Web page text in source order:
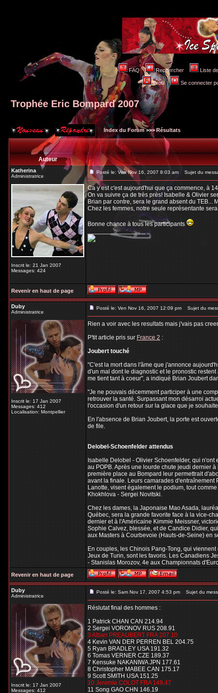
FAQ Rechercher Liste
Profil Se connecter
Trophée Eric Bompard 2007
Index du Forum>>>Résultats
Auteur
Katherina
Administratrice
Inscrit le: 21 Jan 2007
Messages: 424
Posté le: Ven Nov 16, 2007 8:03 am Sujet du
Ca y est c'est aujourd'hui que ça commence, à
On va suivre ça de très près! Isabelle & Olivier
Brian par contre, sera le grand absent du TEB...
Chez les femmes, notre seule représentante
Bonne chance à tous les participants
_________________
Revenir en haut de page
Duby
Administratrice
Inscrit le: 17 Jan 2007
Messages: 412
Localisation: Montpellier
Posté le: Ven Nov 16, 2007 12:09 pm Sujet du
Rien a voir avec les resultats mais j'vais pas
P'tit article pris surFrance 2:
Joubert touché
"C'est la mort dans l'âme que j'annonce
d'un mal dont le diagnostic et le pronostic
me tient tant à coeur", a indiqué Brian Joubert
"Je ne pouvais décemment participer à une
retrouver la santé. Surpassant mon désarroi
l'occasion d'un retour sur la glace que je
En l'absence de Brian Joubert, la porte est
de file.
Delobel-Schoenfelder attendus
Isabelle Delobel - Olivier Schoenfelder, qui
au POPB. Après une lourde chute jeudi dernier
première place au Bompard leur permettrait
avant la finale. Leurs camarades
Lanotte, visent également le podium, tout
Khokhlova - Sergei Novitski.
Chez les dames, la Japonaise Mao Asada,
Québec, sera la grande favorite face à la vice-
dernier et à l'Américaine Kimmie Meissner,
Sophie Calvez, blessée, et de Candice Didier,
aux Masters à Courbevoie (Hauts-de-Seine) en
En couples, les Chinois Pang-Tong, qui
Jeux de Turin, sont les favoris. Les Canadiens
- Stanislas Morozov, 4e aux Championnats
Revenir en haut de page
Duby
Administratrice
Inscrit le: 17 Jan 2007
Messages: 412
Posté le: Sam Nov 17, 2007 4:53 pm Sujet du
Réslutat final des hommes :
1 Patrick CHAN CAN 214.94
2 Sergei VORONOV RUS 208.91
3 Alban PREAUBERT FRA 207.10
4 Kevin VAN DER PERREN BEL 204.75
5 Ryan BRADLEY USA 191.32
6 Tomas VERNER CZE 189.37
7 Kensuke NAKANIWA JPN 177.61
8 Christopher MABEE CAN 175.17
9 Scott SMITH USA 151.25
10 Jeremie COLOT FRA 149.47
11 Song GAO CHN 146.19